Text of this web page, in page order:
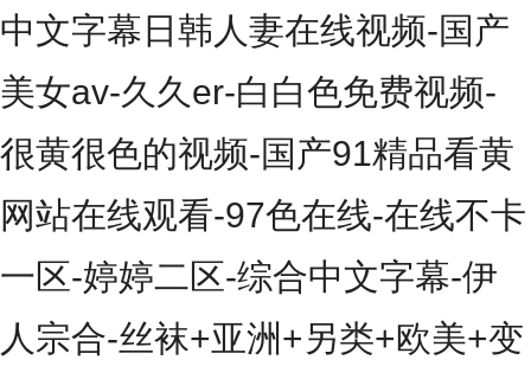
中文字幕日韩人妻在线视频-国产
美女av-久久er-白白色免费视频-
很黄很色的视频-国产91精品看黄
网站在线观看-97色在线-在线不卡
一区-婷婷二区-综合中文字幕-伊
人宗合-丝袜+亚洲+另类+欧美+变